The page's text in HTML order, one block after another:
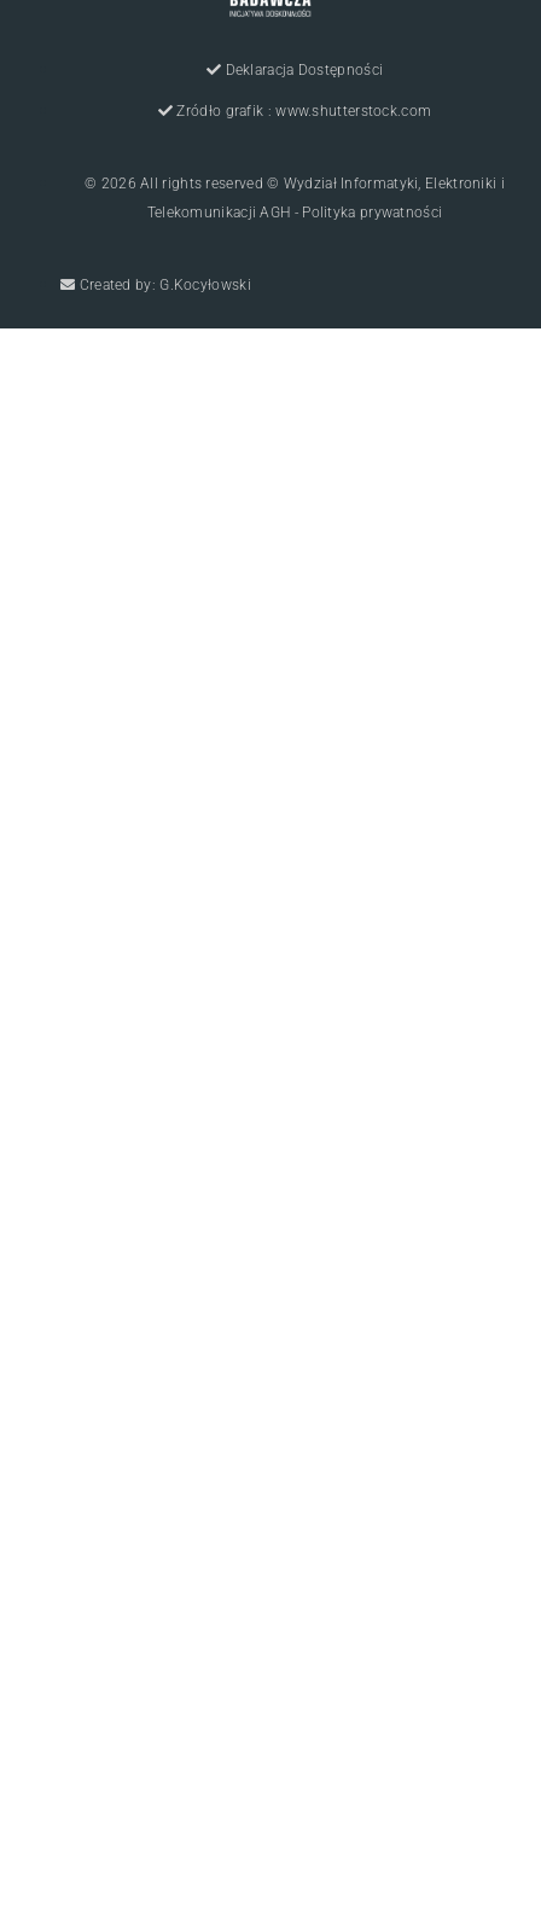
Deklaracja Dostępności
Zródło grafik : www.shutterstock.com
© 2026 All rights reserved © Wydział Informatyki, Elektroniki i
Telekomunikacji AGH - Polityka prywatności
Created by: G.Kocyłowski